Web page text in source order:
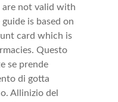
are not valid with
is based on
card which is
Questo
se prende
di gotta
Allinizio del